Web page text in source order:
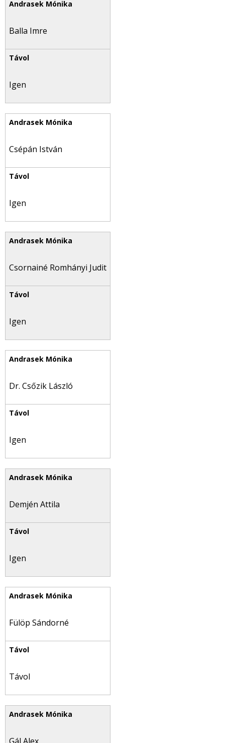
Balla Imre
Igen
Csépán István
Igen
Csornainé Romhányi Judit
Igen
Dr. Csőzik László
Igen
Demjén Attila
Igen
Fülöp Sándorné
Távol